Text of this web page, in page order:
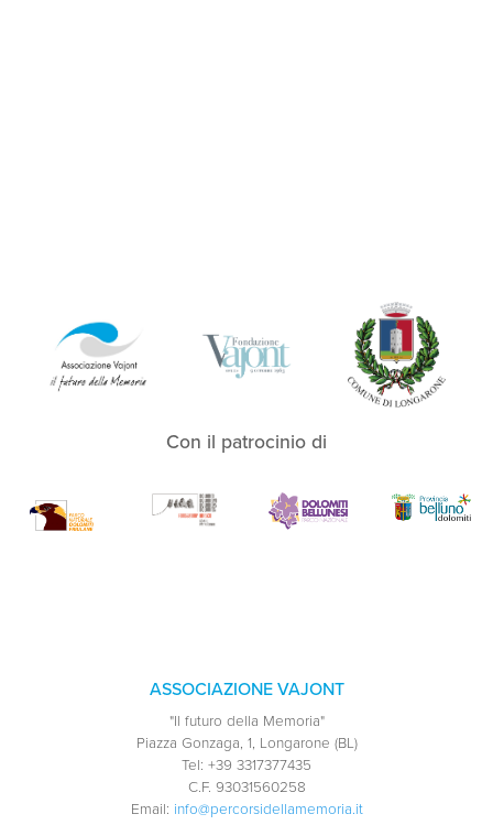
Con il patrocinio di
ASSOCIAZIONE VAJONT
"Il futuro della Memoria"
Piazza Gonzaga, 1, Longarone (BL)
Tel: +39 3317377435
C.F. 93031560258
Email: info@percorsidellamemoria.it